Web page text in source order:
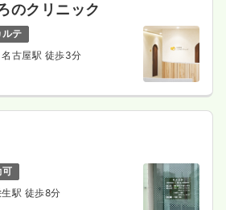
憩60分）
一般＋療養
のクリニック
テ
古屋駅 徒歩3分
可
駅 徒歩8分